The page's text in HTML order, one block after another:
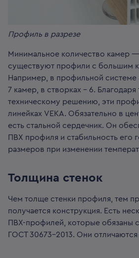
Профиль в разрезе
Минимальное количество камер
существуют профили с большим
Например, в профильной системе
7 камер, в створках – 6. Благодаря
техническому решению, эти
линейках VEKA. Обязательно в
есть стальной сердечник. Он
ПВХ профиля и стабильность его
размеров при изменении
Толщина стенок
Чем толще стенки профиля, тем
получается конструкция. Есть
ПВХ-профилей, которые обязаны
ГОСТ 30673-2013. Они